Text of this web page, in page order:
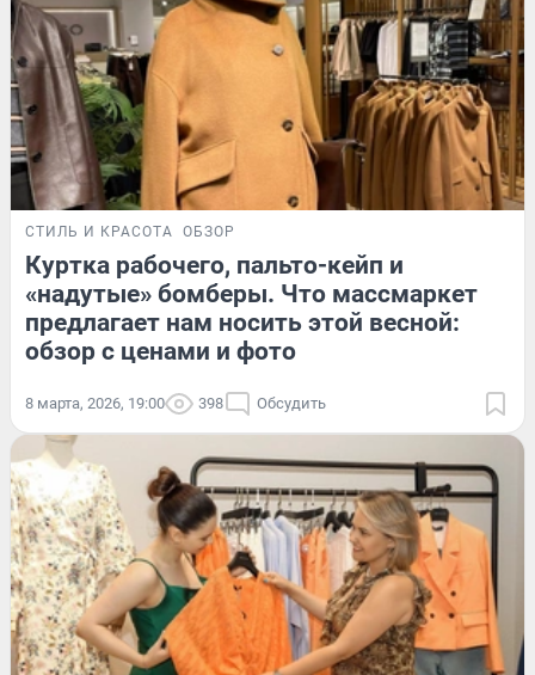
СТИЛЬ И КРАСОТА ОБЗОР
Куртка рабочего, пальто-кейп и
«надутые» бомберы. Что массмаркет
предлагает нам носить этой весной:
обзор с ценами и фото
8 марта, 2026, 19:00 398 Обсудить